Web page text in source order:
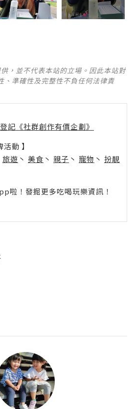
，並不代表本站的立場。因此本站對
、準確性及完整性不負任何法律責
登記《社群創作有價企劃》
動 】
旅遊 丶 美食 丶 親子 丶 寵物 丶 扮靚
啦！發掘更多吃喝玩樂資訊！